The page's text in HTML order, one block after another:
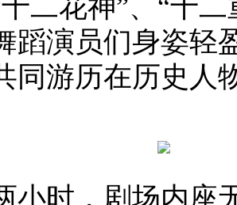
二花神”、“十
蹈演员们身姿轻
同游历在历史人
小时，剧场内座